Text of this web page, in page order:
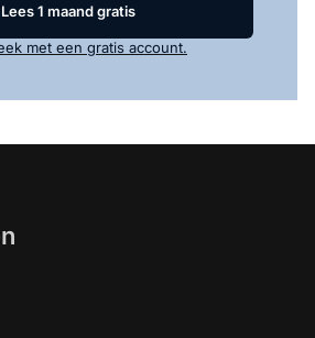
Lees 1 maand gratis
met een gratis account.